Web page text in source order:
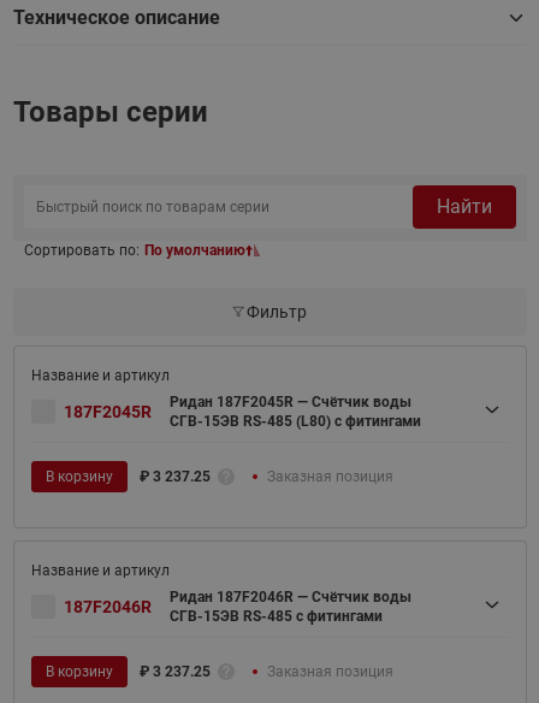
Техническое описание
Товары серии
Найти
Сортировать по: По умолчанию
Фильтр
187F2045R
Ридан 187F2045R — Счётчик воды
СГВ-15ЭВ RS-485 (L80) с фитингами
В корзину ₽ 3 237.25 Заказная позиция
187F2046R
Ридан 187F2046R — Счётчик воды
СГВ-15ЭВ RS-485 с фитингами
В корзину ₽ 3 237.25 Заказная позиция